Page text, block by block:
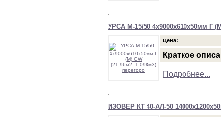
УРСА М-15/50 4х9000х610х50мм Г
Цена:
Краткое
Подробнее...
ИЗОВЕР КТ 40-АЛ-50